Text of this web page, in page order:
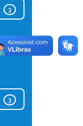
3
3